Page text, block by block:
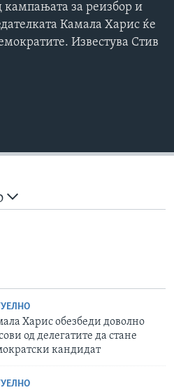
кампањата за реизбор и
Камала Харис ќе
Известува Стив
Харис обезбеди доволно
од делегатите да стане
кандидат